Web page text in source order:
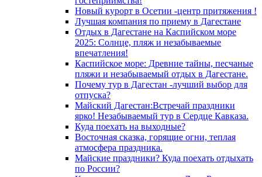
Новый курорт в Осетии -центр притяжения !
Лучшая компания по приему в Дагестане
Отдых в Дагестане на Каспийском море
2025: Солнце, пляж и незабываемые
впечатления!
Каспийское море: Древние тайны, песчаные
пляжи и незабываемый отдых в Дагестане.
Почему тур в Дагестан -лучший выбор для
отпуска?
Майский Дагестан:Встречай праздники
ярко! Незабываемый тур в Сердце Кавказа.
Куда поехать на выходные?
Восточная сказка, горящие огни, теплая
атмосфера праздника.
Майские праздники? Куда поехать отдыхать
по России?